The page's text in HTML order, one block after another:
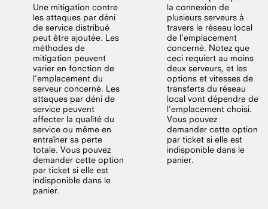
Une mitigation contre
les attaques par déni
de service distribué
peut être ajoutée. Les
méthodes de
mitigation peuvent
varier en fonction de
l’emplacement du
serveur concerné. Les
attaques par déni de
service peuvent
affecter la qualité du
service ou même en
entraîner sa perte
totale. Vous pouvez
demander cette option
par ticket si elle est
indisponible dans le
panier.
la connexion de
plusieurs serveurs à
travers le réseau local
de l’emplacement
concerné. Notez que
ceci requiert au moins
deux serveurs, et les
options et vitesses de
transferts du réseau
local vont dépendre de
l’emplacement choisi.
Vous pouvez
demander cette option
par ticket si elle est
indisponible dans le
panier.